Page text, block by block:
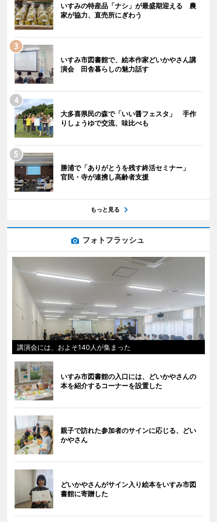
いすみの特産品「ナシ」が最盛期迎える 農
家が協力、直売所にぎわう
いすみ市図書館で、絵本作家どいかやさん講
演会 田舎暮らしの魅力話す
大多喜県民の森で「いい醤フェスタ」 手作
りしょうゆで交流、味比べも
勝浦で「ありがとうを残す終活セミナー」
官民・寺が連携し高齢者支援
もっと見る
フォトフラッシュ
講演会には、およそ140人が集まった
いすみ市図書館の入口には、どいかやさんの
本を紹介するコーナーを設置した
親子で訪れた参加者のサインに応じる、どい
かやさん
どいかやさんがサイン入り絵本をいすみ市図
書館に寄贈した